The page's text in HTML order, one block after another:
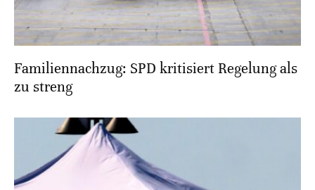
Familiennachzug: SPD kritisiert Regelung als
zu streng